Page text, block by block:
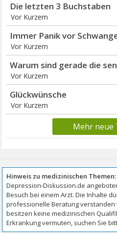
Die letzten 3 Buchstaben
Vor Kurzem
Immer Panik vor
Vor Kurzem
Warum sind gerade die
Vor Kurzem
Glückwünsche
Vor Kurzem
Mehr neue